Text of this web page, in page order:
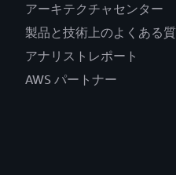
アーキテクチャセンター
製品と技術上のよくある
アナリストレポート
AWS パートナー